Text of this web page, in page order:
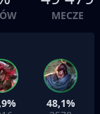
MECZE
48,1%